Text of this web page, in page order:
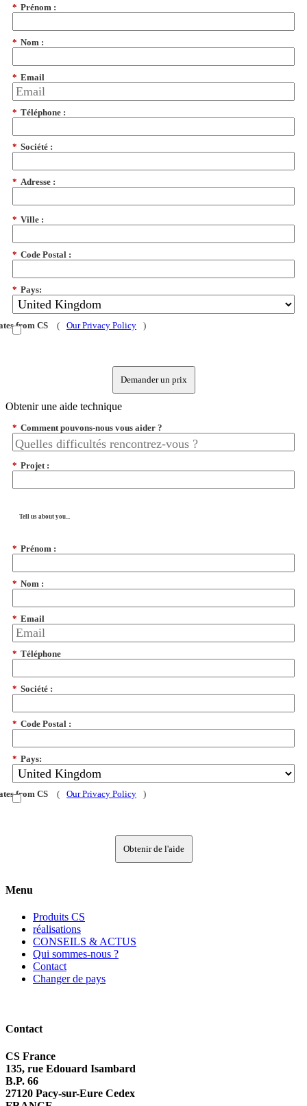
* Prénom :
* Nom :
* Email
* Téléphone :
* Société :
* Adresse :
* Ville :
* Code Postal :
* Pays:
from CS ( Our Privacy Policy )
Demander un prix
Obtenir une aide technique
* Comment pouvons-nous vous aider ?
* Projet :
Tell us about you...
* Prénom :
* Nom :
* Email
* Téléphone
* Société :
* Code Postal :
* Pays:
from CS ( Our Privacy Policy )
Obtenir de l'aide
Menu
Produits CS
réalisations
CONSEILS & ACTUS
Qui sommes-nous ?
Contact
Changer de pays
Contact
CS France
135, rue Edouard Isambard
B.P. 66
27120 Pacy-sur-Eure Cedex